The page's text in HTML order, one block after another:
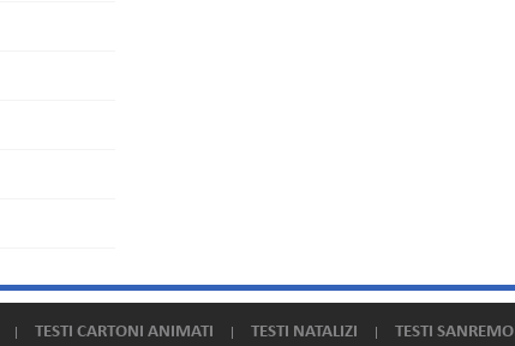
TESTI CARTONI ANIMATI TESTI NATALIZI TESTI SANREMO